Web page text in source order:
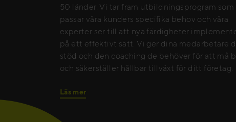
50 länder. Vi tar fram utbildningsprogram som
passar våra kunders specifika behov och våra
experter ser till att nya färdigheter
på ett effektivt sätt. Vi ger dina medarbetare
stöd och den coaching de behöver för att må
och säkerställer hållbar tillväxt för ditt företag.
Läs mer